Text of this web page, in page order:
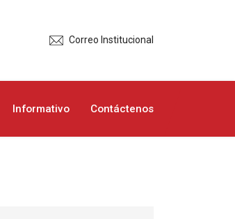
Correo Institucional
Informativo Contáctenos